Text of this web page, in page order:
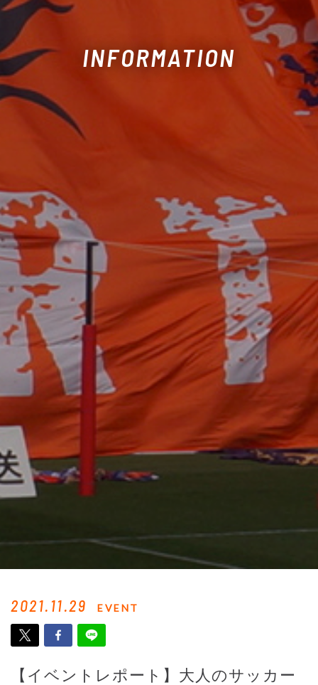
INFORMATION
2021.11.29 EVENT
【イベントレポート】大人のサッカー